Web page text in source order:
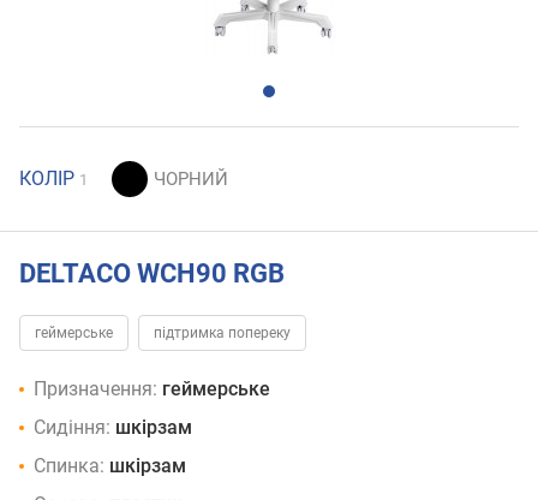
КОЛІР 1
DELTACO WCH90 RGB
геймерське підтримка попереку
Призначення: геймерське
Сидіння: шкірзам
Спинка: шкірзам